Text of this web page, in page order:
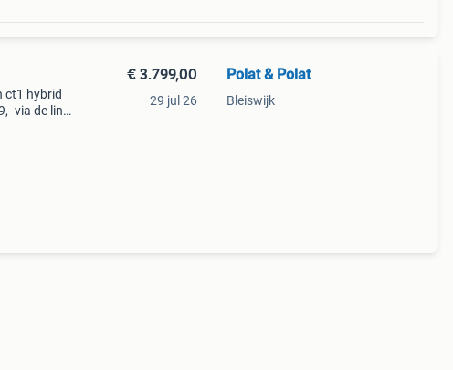
ct1 hybrid
via de link
€ 3.799,00
29 jul 26
Polat & Polat
Bleiswijk